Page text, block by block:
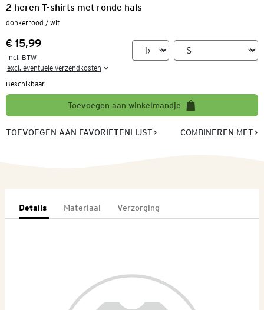
2 heren T-shirts met ronde hals
donkerrood / wit
Prijs:
€ 15,99
incl. BTW
excl. eventuele verzendkosten
Beschikbaar
Toevoegen aan winkelmandje
TOEVOEGEN AAN FAVORIETENLIJST COMBINEREN MET
Details Materiaal Verzorging